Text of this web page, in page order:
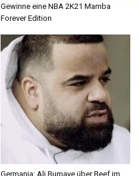
Gewinne eine NBA 2K21 Mamba
Forever Edition
Germania: Ali Bumaye über Beef im